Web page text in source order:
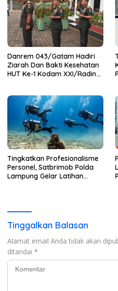
Danrem 043/Gatam Hadiri
Ziarah Dan Bakti Kesehatan
HUT Ke-1 Kodam XXI/Radin
Tingkatkan Profesionalisme
Personel, Satbrimob Polda
Lampung Gelar Latihan
Tinggalkan Balasan
Alamat email Anda tidak akan
ditandai *